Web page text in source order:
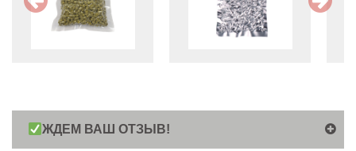
ЖДЕМ ВАШ ОТЗЫВ!